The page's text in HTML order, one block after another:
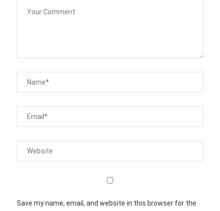
Save my name, email, and website in this browser for the